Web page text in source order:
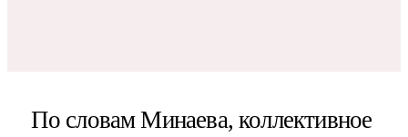
По словам Минаева, коллективное